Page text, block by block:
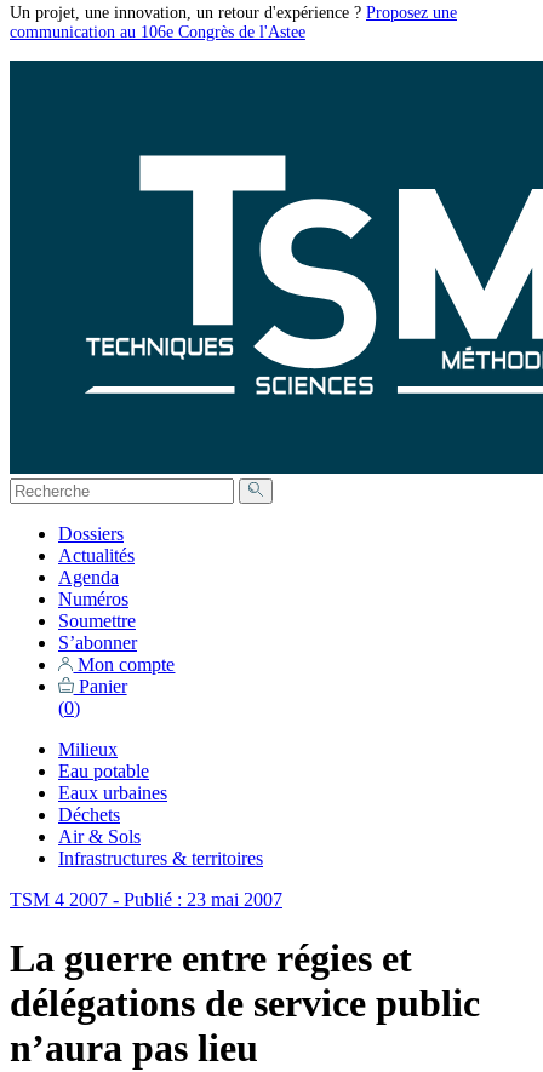
Un projet, une innovation, un retour d'expérience ? Proposez une
communication au 106e Congrès de l'Astee
Dossiers
Actualités
Agenda
Numéros
Soumettre
S’abonner
Mon compte
Panier
(0)
Milieux
Eau potable
Eaux urbaines
Déchets
Air & Sols
Infrastructures & territoires
TSM 4 2007 - Publié : 23 mai 2007
La guerre entre régies et
délégations de service public
n’aura pas lieu